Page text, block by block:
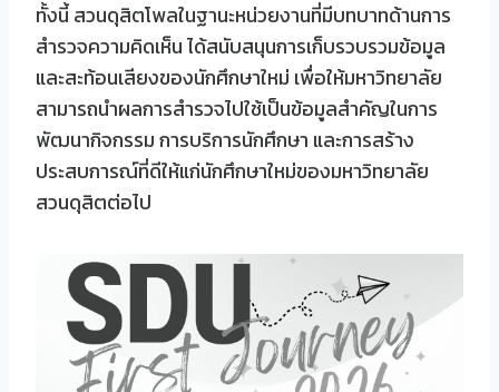
ทั้งนี้ สวนดุสิตโพลในฐานะหน่วยงานที่มีบทบาทด้านการ
สำรวจความคิดเห็น ได้สนับสนุนการเก็บรวบรวมข้อมูล
และสะท้อนเสียงของนักศึกษาใหม่ เพื่อให้มหาวิทยาลัย
สามารถนำผลการสำรวจไปใช้เป็นข้อมูลสำคัญในการ
พัฒนากิจกรรม การบริการนักศึกษา และการสร้าง
ประสบการณ์ที่ดีให้แก่นักศึกษาใหม่ของมหาวิทยาลัย
สวนดุสิตต่อไป